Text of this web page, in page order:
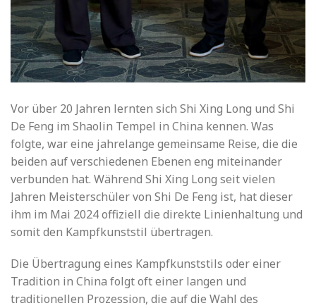
Vor über 20 Jahren lernten sich Shi Xing Long und Shi
De Feng im Shaolin Tempel in China kennen. Was
folgte, war eine jahrelange gemeinsame Reise, die die
beiden auf verschiedenen Ebenen eng miteinander
verbunden hat. Während Shi Xing Long seit vielen
Jahren Meisterschüler von Shi De Feng ist, hat dieser
ihm im Mai 2024 offiziell die direkte Linienhaltung und
somit den Kampfkunststil übertragen.
Die Übertragung eines Kampfkunststils oder einer
Tradition in China folgt oft einer langen und
traditionellen Prozession, die auf die Wahl des